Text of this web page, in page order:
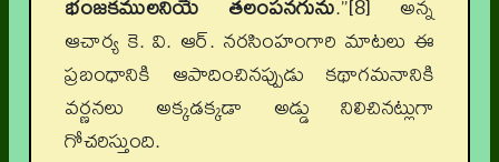
ఆచార్య కె. వి. ఆర్. నరసింహంగారి మాటలు ఈ
ప్రబంధానికి ఆపాదించినప్పుడు కథాగమనానికి
వర్ణనలు అక్కడక్కడా అడ్డు నిలిచినట్లుగా
గోచరిస్తుంది.